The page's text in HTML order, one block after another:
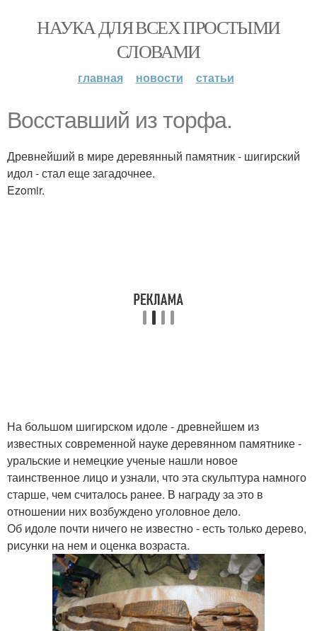
НАУКА ДЛЯ ВСЕХ ПРОСТЫМИ
СЛОВАМИ
главная новости статьи
Восставший из торфа.
Древнейший в мире деревянный памятник - шигирский
идол - стал еще загадочнее.
Ezomir.
На большом шигирском идоле - древнейшем из
известных современной науке деревянном памятнике -
уральские и немецкие ученые нашли новое
таинственное лицо и узнали, что эта скульптура намного
старше, чем считалось ранее. В награду за это в
отношении них возбуждено уголовное дело.
Об идоле почти ничего не известно - есть только дерево,
рисунки на нем и оценка возраста.